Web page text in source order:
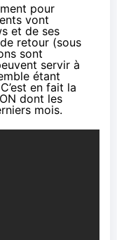
pour
vont
et de ses
retour (sous
sont
servir à
étant
en fait la
dont les
mois.